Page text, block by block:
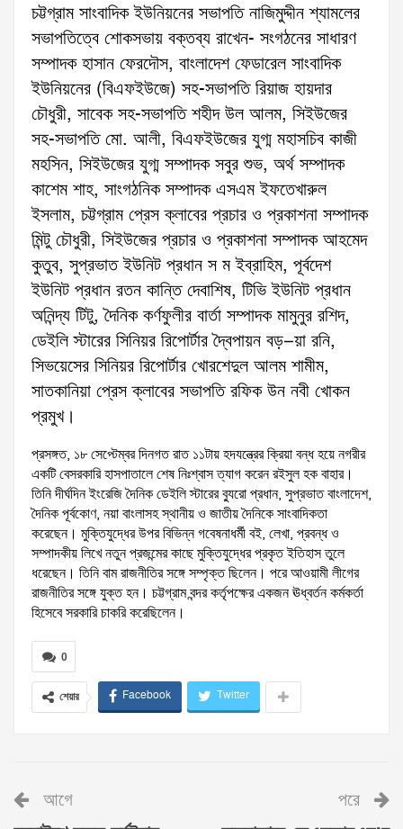
চট্টগ্রাম সাংবাদিক ইউনিয়নের সভাপতি নাজিমুদ্দীন শ্যামলের
সভাপতিত্বে শোকসভায় বক্তব্য রাখেন- সংগঠনের সাধারণ
সম্পাদক হাসান ফেরদৌস, বাংলাদেশ ফেডারেল সাংবাদিক
ইউনিয়নের (বিএফইউজে) সহ-সভাপতি রিয়াজ হায়দার
চৌধুরী, সাবেক সহ-সভাপতি শহীদ উল আলম, সিইউজের
সহ-সভাপতি মো. আলী, বিএফইউজের যুগ্ম মহাসচিব কাজী
মহসিন, সিইউজের যুগ্ম সম্পাদক সবুর শুভ, অর্থ সম্পাদক
কাশেম শাহ, সাংগঠনিক সম্পাদক এসএম ইফতেখারুল
ইসলাম, চট্টগ্রাম প্রেস ক্লাবের প্রচার ও প্রকাশনা সম্পাদক
মিন্টু চৌধুরী, সিইউজের প্রচার ও প্রকাশনা সম্পাদক আহমেদ
কুতুব, সুপ্রভাত ইউনিট প্রধান স ম ইব্রাহিম, পূর্বদেশ
ইউনিট প্রধান রতন কান্তি দেবাশিষ, টিভি ইউনিট প্রধান
অনিন্দ্য টিটু, দৈনিক কর্ণফুলীর বার্তা সম্পাদক মামুনুর রশিদ,
ডেইলি স্টারের সিনিয়র রিপোর্টার দ্বৈপায়ন বড়–য়া রনি,
সিভয়েসের সিনিয়র রিপোর্টার খোরশেদুল আলম শামীম,
সাতকানিয়া প্রেস ক্লাবের সভাপতি রফিক উন নবী খোকন
প্রমুখ।
প্রসঙ্গত, ১৮ সেপ্টেম্বর দিনগত রাত ১১টায় হদযন্ত্রের ক্রিয়া বন্ধ হয়ে নগরীর
একটি বেসরকারি হাসপাতালে শেষ নিঃশ্বাস ত্যাগ করেন রইসুল হক বাহার।
তিনি দীর্ঘদিন ইংরেজি দৈনিক ডেইলি স্টারের ব্যুরো প্রধান, সুপ্রভাত বাংলাদেশ,
দৈনিক পূর্বকোণ, নয়া বাংলাসহ স্থানীয় ও জাতীয় দৈনিকে সাংবাদিকতা
করেছেন। মুক্তিযুদ্ধের উপর বিভিন্ন গবেষনাধর্মী বই, লেখা, প্রবন্ধ ও
সম্পাদকীয় লিখে নতুন প্রজন্মের কাছে মুক্তিযুদ্ধের প্রকৃত ইতিহাস তুলে
ধরেছেন। তিনি বাম রাজনীতির সঙ্গে সম্পৃক্ত ছিলেন। পরে আওয়ামী লীগের
রাজনীতির সঙ্গে যুক্ত হন। চট্টগ্রাম বন্দর কর্তৃপক্ষের একজন ঊধ্বর্তন কর্মকর্তা
হিসেবে সরকারি চাকরি করেছিলেন।
0
শেয়ার Facebook Twitter
আগে পরে